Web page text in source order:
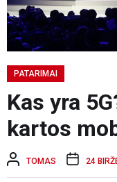
PATARIMAI
Kas yra
kartos
TOMAS 24